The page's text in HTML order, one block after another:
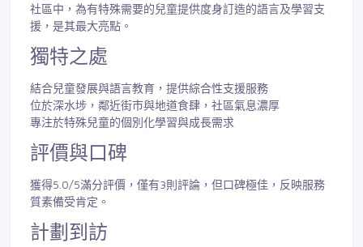
社區中，為有特殊需要的兒童提供度身訂造的語言及學習支
援，是其最大亮點。
獨特之處
結合兒童發展與語言教育，提供綜合性支援服務
位於深水埗，鄰近街市與地道食肆，社區氣息濃厚
專注於特殊兒童的個別化學習與成長需求
評價與口碑
獲得5.0/5滿分評價，僅有3則評論，但口碑極佳，反映服務
質素備受肯定。
計劃到訪